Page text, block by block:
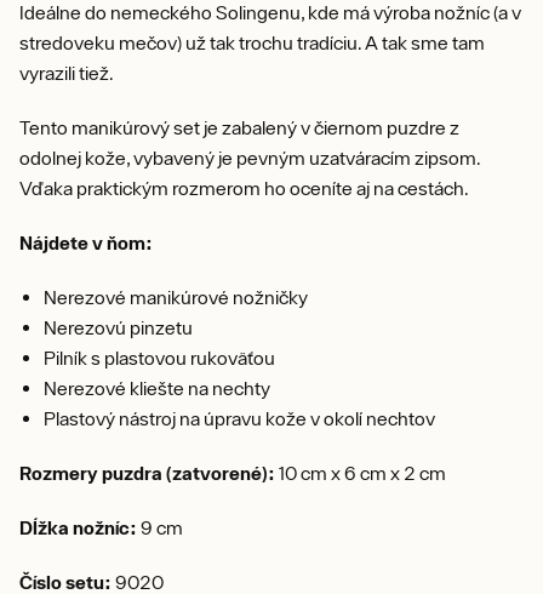
Ideálne do nemeckého Solingenu, kde má výroba nožníc (a v
stredoveku mečov) už tak trochu tradíciu. A tak sme tam
vyrazili tiež.
Tento manikúrový set je zabalený v čiernom puzdre z
odolnej kože, vybavený je pevným uzatváracím zipsom.
Vďaka praktickým rozmerom ho oceníte aj na cestách.
Nájdete v ňom:
Nerezové manikúrové nožničky
Nerezovú pinzetu
Pilník s plastovou rukoväťou
Nerezové kliešte na nechty
Plastový nástroj na úpravu kože v okolí nechtov
Rozmery puzdra (zatvorené): 10 cm x 6 cm x 2 cm
Dĺžka nožníc: 9 cm
Číslo setu: 9020